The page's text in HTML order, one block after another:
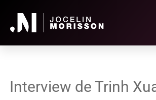
Interview de Trinh